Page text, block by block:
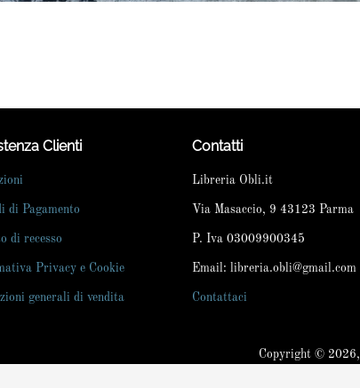
Clienti
di Pagamento
di recesso
Privacy e Cookie
generali di vendita
Contatti
Libreria Obli.it
Via Masaccio, 9 43123 Parma
P. Iva 03009900345
Email: libreria.obli@gmail.com
Contattaci
Copyright © 2026,